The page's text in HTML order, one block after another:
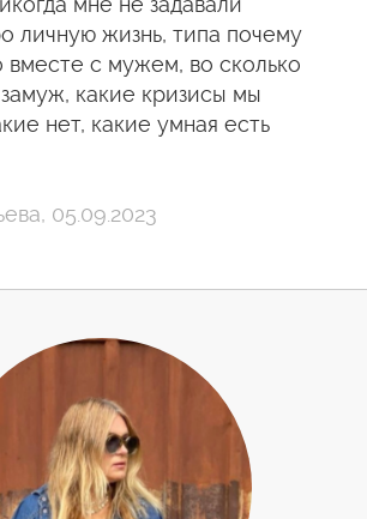
личную жизнь, типа почему
вместе с мужем, во сколько
какие кризисы мы
нет, какие умная есть
05.09.2023